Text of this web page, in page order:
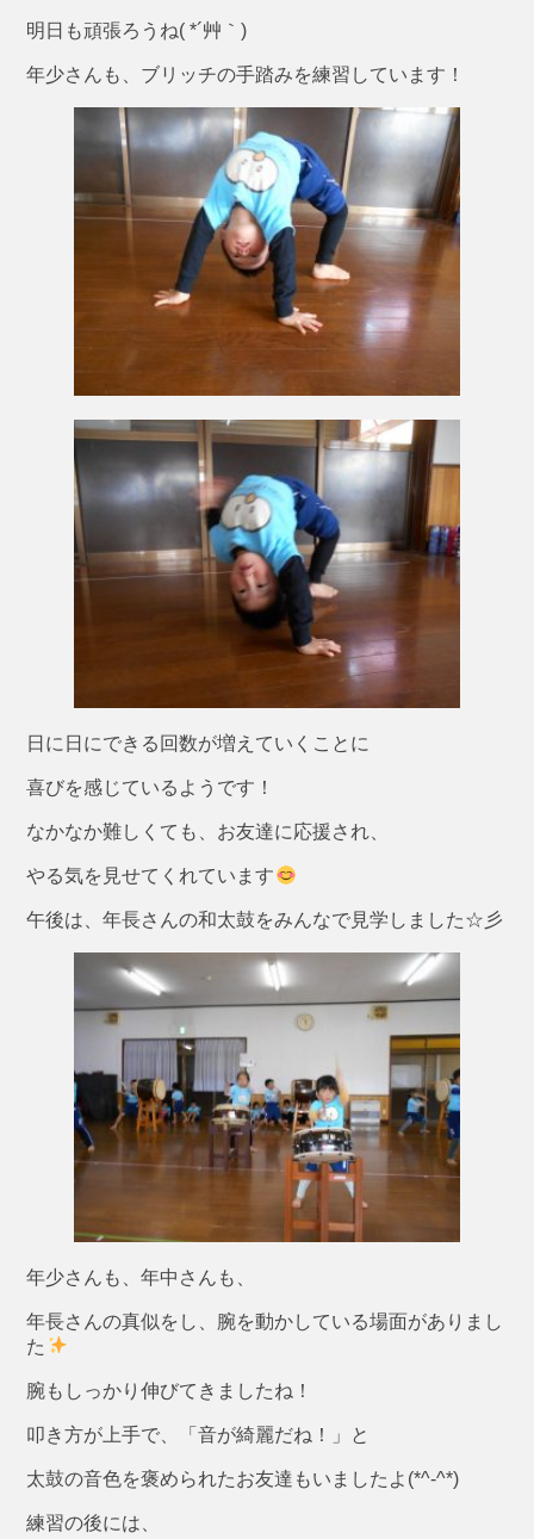
明日も頑張ろうね( *´艸｀)
年少さんも、ブリッチの手踏みを練習しています！
日に日にできる回数が増えていくことに
喜びを感じているようです！
なかなか難しくても、お友達に応援され、
やる気を見せてくれています
午後は、年長さんの和太鼓をみんなで見学しました☆彡
年少さんも、年中さんも、
年長さんの真似をし、腕を動かしている場面がありまし
た
腕もしっかり伸びてきましたね！
叩き方が上手で、「音が綺麗だね！」と
太鼓の音色を褒められたお友達もいましたよ(*^-^*)
練習の後には、